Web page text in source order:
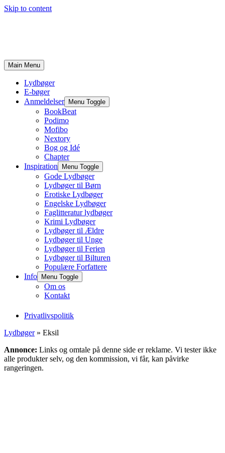
Skip to content
Main Menu
Lydbøger
E-bøger
Anmeldelser
Menu Toggle
BookBeat
Podimo
Mofibo
Nextory
Bog og Idé
Chapter
Inspiration
Menu Toggle
Gode Lydbøger
Lydbøger til Børn
Erotiske Lydbøger
Engelske Lydbøger
Faglitteratur lydbøger
Krimi Lydbøger
Lydbøger til Ældre
Lydbøger til Unge
Lydbøger til Ferien
Lydbøger til Bilturen
Populære Forfattere
Info
Menu Toggle
Om os
Kontakt
Privatlivspolitik
Lydbøger» Eksil
Annonce: Links og omtale på denne side er reklame. Vi tester ikke
alle produkter selv, og den kommission, vi får, kan påvirke
rangeringen.